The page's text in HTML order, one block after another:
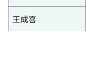
王成喜